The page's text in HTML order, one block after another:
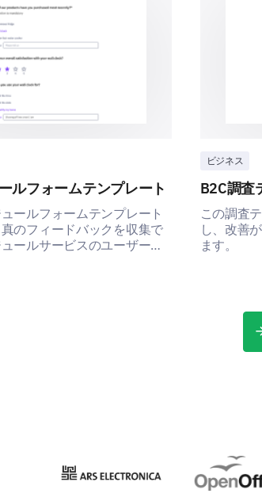
If
and
提供
ルフォームテンプレート
ールフォームテンプレート
のフィードバックを収集で
ールサービスのユーザーエ
ビジネス
B2C調査
この調査
し、改善
ます。